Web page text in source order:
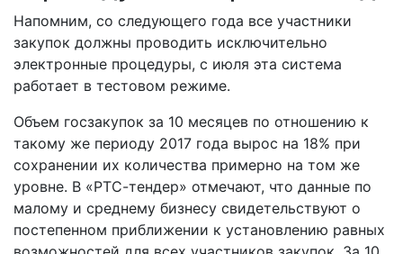
14.11.2018
Напомним, со следующего года все участники
закупок должны проводить исключительно
электронные процедуры, с июля эта система
работает в тестовом режиме.
Объем госзакупок за 10 месяцев по отношению к
такому же периоду 2017 года вырос на 18% при
сохранении их количества примерно на том же
уровне. В «РТС-тендер» отмечают, что данные по
малому и среднему бизнесу свидетельствуют о
постепенном приближении к установлению равных